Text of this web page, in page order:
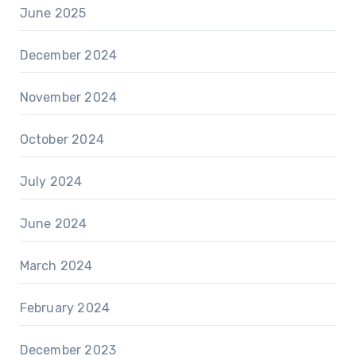
June 2025
December 2024
November 2024
October 2024
July 2024
June 2024
March 2024
February 2024
December 2023